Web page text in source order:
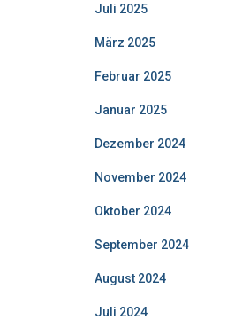
Juli 2025
März 2025
Februar 2025
Januar 2025
Dezember 2024
November 2024
Oktober 2024
September 2024
August 2024
Juli 2024